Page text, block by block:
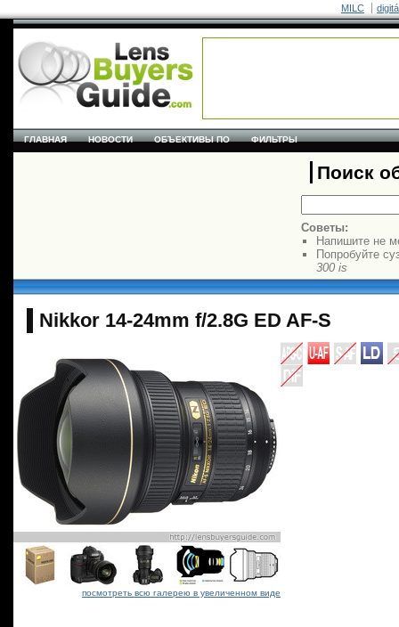
MILC
ГЛАВНАЯ НОВОСТИ ОБЪЕКТИВЫ ПО ФИЛЬТРЫ
Поиск
Советы:
Напишите не
Попробуйте
300 is
Nikkor 14-24mm f/2.8G ED AF-S
посмотреть всю галерею в увеличенном виде